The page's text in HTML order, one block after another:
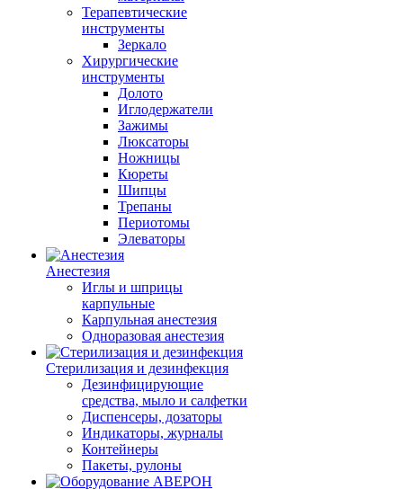
Терапевтические
инструменты
Зеркало
Хирургические
инструменты
Долото
Иглодержатели
Зажимы
Люксаторы
Ножницы
Кюреты
Шипцы
Трепаны
Периотомы
Элеваторы
Анестезия
Иглы и шприцы
карпульные
Карпульная анестезия
Одноразовая анестезия
Стерилизация и дезинфекция
Дезинфицирующие
средства, мыло и салфетки
Диспенсеры, дозаторы
Индикаторы, журналы
Контейнеры
Пакеты, рулоны